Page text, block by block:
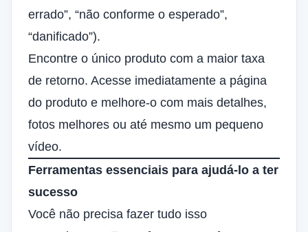
errado”, “não conforme o esperado”,
“danificado”).
Encontre o único produto com a maior taxa
de retorno. Acesse imediatamente a página
do produto e melhore-o com mais detalhes,
fotos melhores ou até mesmo um pequeno
vídeo.
Ferramentas essenciais para ajudá-lo a ter
sucesso
Você não precisa fazer tudo isso